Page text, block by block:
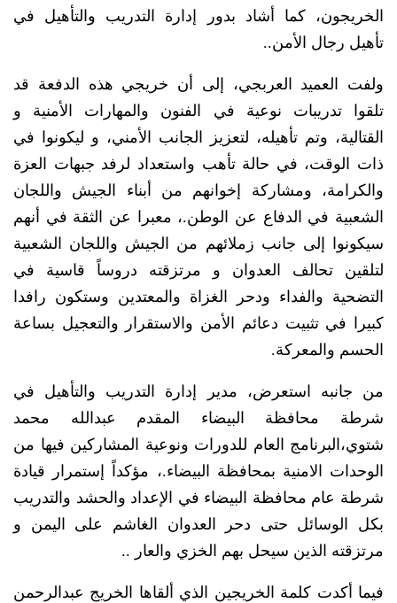
الخريجون، كما أشاد بدور إدارة التدريب والتأهيل في
تأهيل رجال الأمن..
ولفت العميد العربجي، إلى أن خريجي هذه الدفعة قد
تلقوا تدريبات نوعية في الفنون والمهارات الأمنية و
القتالية، وتم تأهيله، لتعزيز الجانب الأمني، و ليكونوا في
ذات الوقت، في حالة تأهب واستعداد لرفد جبهات العزة
والكرامة، ومشاركة إخوانهم من أبناء الجيش واللجان
الشعبية في الدفاع عن الوطن.، معبرا عن الثقة في أنهم
سيكونوا إلى جانب زملائهم من الجيش واللجان الشعبية
لتلقين تحالف العدوان و مرتزقته دروساً قاسية في
التضحية والفداء ودحر الغزاة والمعتدين وستكون رافدا
كبيرا في تثبيت دعائم الأمن والاستقرار والتعجيل بساعة
الحسم والمعركة.
من جانبه استعرض، مدير إدارة التدريب والتأهيل في
شرطة محافظة البيضاء المقدم عبدالله محمد
شتوي،البرنامج العام للدورات ونوعية المشاركين فيها من
الوحدات الامنية بمحافظة البيضاء.، مؤكداً إستمرار قيادة
شرطة عام محافظة البيضاء في الإعداد والحشد والتدريب
بكل الوسائل حتى دحر العدوان الغاشم على اليمن و
مرتزقته الذين سيحل بهم الخزي والعار ..
فيما أكدت كلمة الخريجين الذي ألقاها الخريج عبدالرحمن